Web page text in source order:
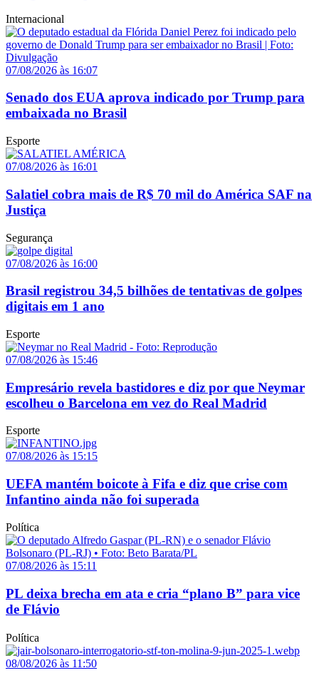
Internacional
07/08/2026 às 16:07
Senado dos EUA aprova indicado por Trump para
embaixada no Brasil
Esporte
07/08/2026 às 16:01
Salatiel cobra mais de R$ 70 mil do América SAF na
Justiça
Segurança
07/08/2026 às 16:00
Brasil registrou 34,5 bilhões de tentativas de golpes
digitais em 1 ano
Esporte
07/08/2026 às 15:46
Empresário revela bastidores e diz por que Neymar
escolheu o Barcelona em vez do Real Madrid
Esporte
07/08/2026 às 15:15
UEFA mantém boicote à Fifa e diz que crise com
Infantino ainda não foi superada
Política
07/08/2026 às 15:11
PL deixa brecha em ata e cria “plano B” para vice
de Flávio
Política
08/08/2026 às 11:50